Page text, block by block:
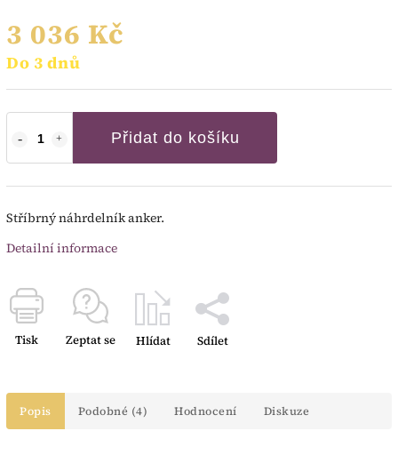
3 036 Kč
Do 3 dnů
Přidat do košíku
Stříbrný náhrdelník anker.
Detailní informace
Tisk Zeptat se Hlídat Sdílet
Popis Podobné (4) Hodnocení Diskuze